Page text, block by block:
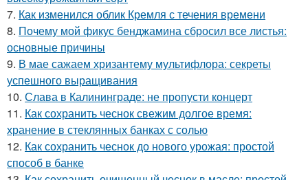
7. Как изменился облик Кремля с течения времени
8. Почему мой фикус бенджамина сбросил все листья:
основные причины
9. В мае сажаем хризантему мультифлора: секреты
успешного выращивания
10. Слава в Калининграде: не пропусти концерт
11. Как сохранить чеснок свежим долгое время:
хранение в стеклянных банках с солью
12. Как сохранить чеснок до нового урожая: простой
способ в банке